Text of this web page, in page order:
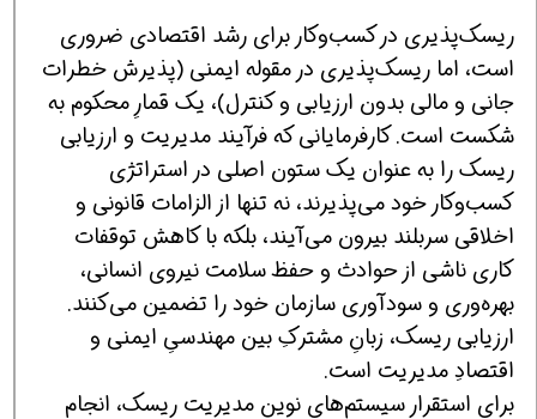
ریسک‌پذیری در کسب‌وکار برای رشد اقتصادی ضروری
است، اما ریسک‌پذیری در مقوله ایمنی (پذیرش خطرات
جانی و مالی بدون ارزیابی و کنترل)، یک قمارِ محکوم به
شکست است. کارفرمایانی که فرآیند مدیریت و ارزیابی
ریسک را به عنوان یک ستون اصلی در استراتژی
کسب‌وکار خود می‌پذیرند، نه تنها از الزامات قانونی و
اخلاقی سربلند بیرون می‌آیند، بلکه با کاهش توقفات
کاری ناشی از حوادث و حفظ سلامت نیروی انسانی،
بهره‌وری و سودآوری سازمان خود را تضمین می‌کنند.
ارزیابی ریسک، زبانِ مشترکِ بین مهندسیِ ایمنی و
اقتصادِ مدیریت است.
برای استقرار سیستم‌های نوین مدیریت ریسک، انجام